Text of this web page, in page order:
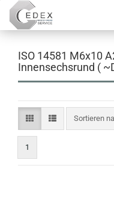
ISO 14581 M6x10
Innensechsrund (
Sortieren
Sortieren
1